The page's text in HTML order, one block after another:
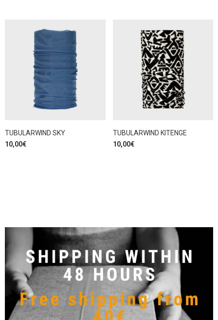
TUBULARWIND SKY
10,00€
TUBULARWIND KITENGE
10,00€